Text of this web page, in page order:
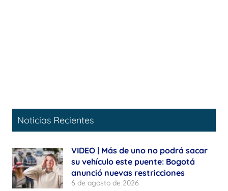
Noticias Recientes
VIDEO | Más de uno no podrá sacar
su vehículo este puente: Bogotá
anunció nuevas restricciones
6 de agosto de 2026